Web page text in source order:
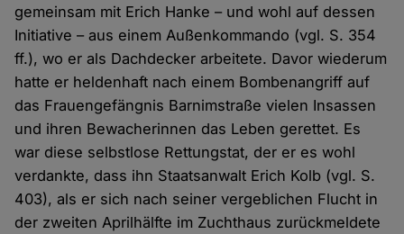
gemeinsam mit Erich Hanke – und wohl auf dessen
Initiative – aus einem Außenkommando (vgl. S. 354
ff.), wo er als Dachdecker arbeitete. Davor wiederum
hatte er heldenhaft nach einem Bombenangriff auf
das Frauengefängnis Barnimstraße vielen Insassen
und ihren Bewacherinnen das Leben gerettet. Es
war diese selbstlose Rettungstat, der er es wohl
verdankte, dass ihn Staatsanwalt Erich Kolb (vgl. S.
403), als er sich nach seiner vergeblichen Flucht in
der zweiten Aprilhälfte im Zuchthaus zurückmeldete